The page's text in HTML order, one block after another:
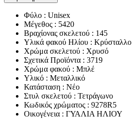
Φύλο : Unisex
Μέγεθος : 5420
Βραχίονας σκελετού : 145
Υλικά φακού Ηλίου : Κρύσταλλο
Χρώμα σκελετού : Χρυσό
Σχετικά Προϊόντα : 3719
Χρώμα φακού : Μπλέ
Υλικό : Μεταλλικό
Κατάσταση : Νέο
Στυλ σκελετού : Τετράγωνο
Κωδικός χρώματος : 9278R5
Οικογένεια : ΓΥΑΛΙΑ ΗΛΙΟΥ